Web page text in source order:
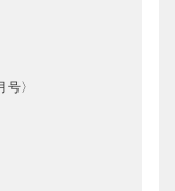
号〉